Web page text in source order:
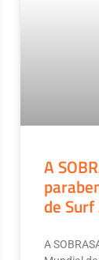
A
de
A